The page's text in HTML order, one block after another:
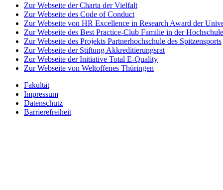
Zur Webseite der Charta der Vielfalt
Zur Webseite des Code of Conduct
Zur Webseite von HR Excellence in Research Award der
Zur Webseite des Best Practice-Club Familie in der Hochschule
Zur Webseite des Projekts Partnerhochschule des Spitzensports
Zur Webseite der Stiftung Akkreditierungsrat
Zur Webseite der Initiative Total E-Quality
Zur Webseite von Weltoffenes Thüringen
Fakultät
Impressum
Datenschutz
Barrierefreiheit